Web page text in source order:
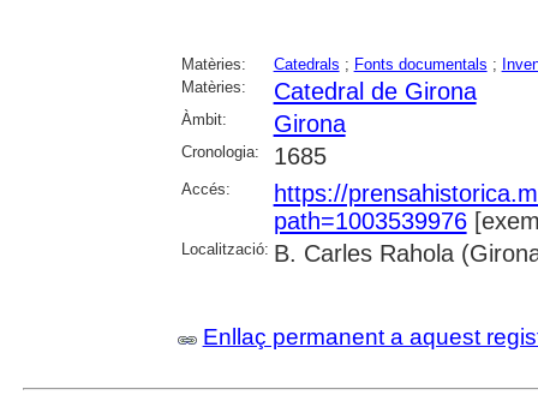
Matèries: Catedrals ; Fonts documentals ;
Matèries:
Catedral de Girona
Àmbit: Girona
Cronologia: 1685
Accés:
https://
path=1003539976
Localització: B. Carles Rahola
Enllaç permanent a aquest